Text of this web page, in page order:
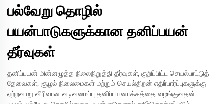
பல்வேறு தொழில்
பயன்பாடுகளுக்கான தனிப்பயன்
தீர்வுகள்
தனிப்பயன் மின்னழுத்த நிலைநிறுத்தி தீர்வுகள், குறிப்பிட்ட செயல்பாட்டுத்
தேவைகள், சூழல் நிலைமைகள் மற்றும் செயல்திறன் எதிர்பார்ப்புகளுக்கு
ஏற்றவாறு விரிவான வடிவமைப்பு தனிப்பயனாக்கத்தை வழங்குவதன்